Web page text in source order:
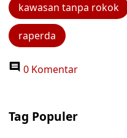
kawasan tanpa rokok
raperda
0 Komentar
Tag Populer